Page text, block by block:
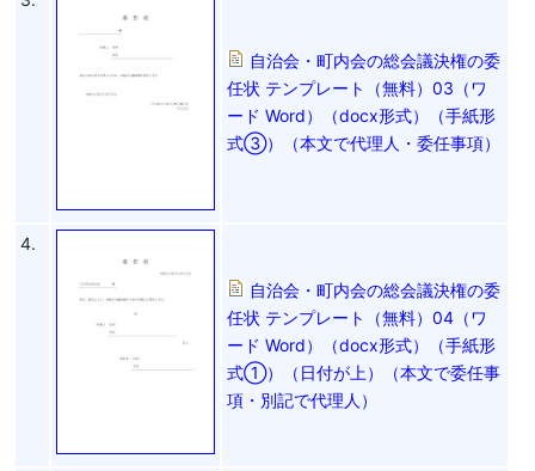
自治会・町内会の総会議決権の委
任状 テンプレート（無料）03（ワ
ード Word）（docx形式）（手紙形
式③）（本文で代理人・委任事項）
4.
自治会・町内会の総会議決権の委
任状 テンプレート（無料）04（ワ
ード Word）（docx形式）（手紙形
式①）（日付が上）（本文で委任事
項・別記で代理人）